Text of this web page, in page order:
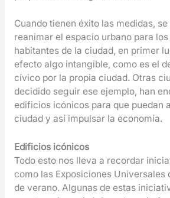
Cuando tienen éxito las medidas,
reanimar el espacio urbano para
habitantes de la ciudad, en primer
efecto algo intangible, como es el
cívico por la propia ciudad. Otras
decidido seguir ese ejemplo, han
edificios icónicos para que puedan
ciudad y así impulsar la economía.
Edificios icónicos
Todo esto nos lleva a recordar
como las Exposiciones Universales
de verano. Algunas de estas